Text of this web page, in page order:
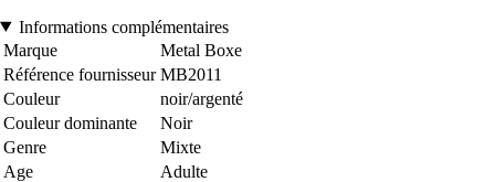
Informations complémentaires
Marque
Metal Boxe
Référence fournisseur MB2011
Couleur
noir/argenté
Couleur dominante
Noir
Genre
Mixte
Age
Adulte